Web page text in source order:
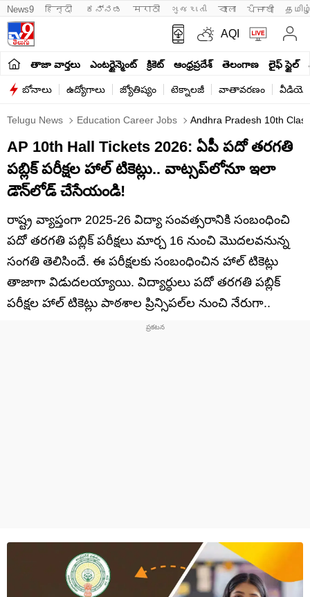
News9 हिन्दी ಕನ್ನಡ मराठी ગુજરાતી বাংলা ਪੰਜਾਬੀ
AQI
తాజా వార్తలు ఎంటర్టైన్మెంట్ క్రికెట్ ఆంధ్రప్రదేశ్ తెలంగాణ లైఫ్ స్టైల్
బోనాలు ఉద్యోగాలు జ్యోతిష్యం టెక్నాలజీ వాతావరణం
Telugu News Education Career Jobs Andhra Pradesh 10th
AP 10th Hall Tickets 2026: ఏపీ పదో తరగతి
పబ్లిక్ పరీక్షల హాల్‌ టికెట్లు.. వాట్సప్‌లోనూ ఇలా
డౌన్‌లోడ్ చేసేయండి!
రాష్ట్ర వ్యాప్తంగా 2025-26 విద్యా సంవత్సరానికి సంబంధించి
పదో తరగతి పబ్లిక్ పరీక్షలు మార్చ 16 నుంచి మొదలవనున్న
సంగతి తెలిసిందే. ఈ పరీక్షలకు సంబంధించిన హాల్ టికెట్లు
తాజాగా విడుదలయ్యాయి. విద్యార్ధులు పదో తరగతి పబ్లిక్‌
పరీక్షల హాల్‌ టికెట్లు పాఠశాల ప్రిన్సిపల్‌ల నుంచి నేరుగా..